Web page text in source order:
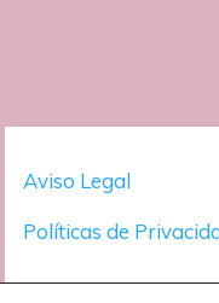
Aviso Legal
Políticas de